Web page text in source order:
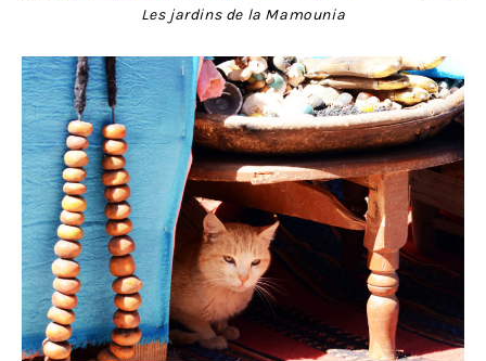
Les jardins de la Mamounia